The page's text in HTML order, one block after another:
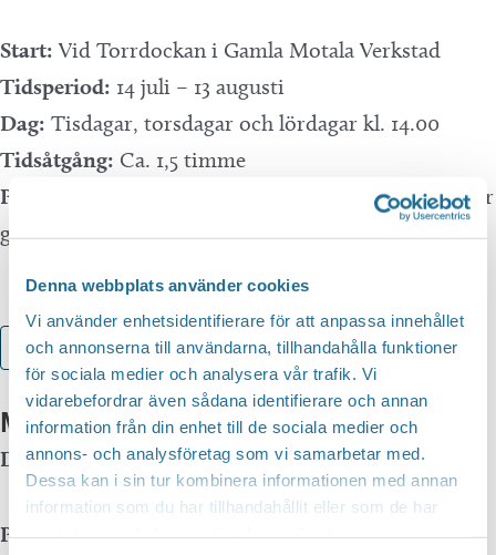
Denna webbplats använder cookies
Vi använder enhetsidentifierare för att anpassa innehållet
och annonserna till användarna, tillhandahålla funktioner
för sociala medier och analysera vår trafik. Vi
vidarebefordrar även sådana identifierare och annan
information från din enhet till de sociala medier och
annons- och analysföretag som vi samarbetar med.
Dessa kan i sin tur kombinera informationen med annan
information som du har tillhandahållit eller som de har
Start: Vid Torrdockan i Gamla Motala Verkstad
Tidsperiod: 14 juli – 13 augusti
Dag: Tisdagar, torsdagar och lördagar kl. 14.00
Tidsåtgång: Ca. 1,5 timme
Pris:
150 kr vuxen, 70 kr barn (7-18 år. barn 0-6 år går
gratis)
Lägg till i kalender
Mer info
Datum: 8 augusti kl 14:00-15:30
Event Series(See All)
Plats:Torrdockan Motala Verkstad